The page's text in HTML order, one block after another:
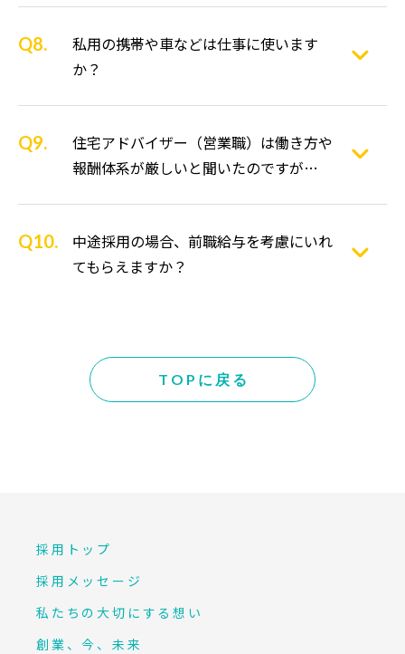
私用の携帯や車などは仕事に使います
か？
住宅アドバイザー（営業職）は働き方や
報酬体系が厳しいと聞いたのですが…
中途採用の場合、前職給与を考慮にいれ
てもらえますか？
TOPに戻る
採用トップ
採用メッセージ
私たちの大切にする想い
創業、今、未来